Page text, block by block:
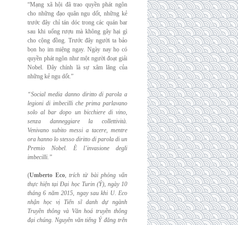
“Mạng xã hội đã trao quyền phát ngôn
cho những đạo quân ngu dốt, những kẻ
trước đây chỉ tán dóc trong các quán bar
sau khi uống rượu mà không gây hại gì
cho cộng đồng. Trước đây người ta bảo
bọn họ im miệng ngay. Ngày nay họ có
quyền phát ngôn như một người đoạt giải
Nobel. Đây chính là sự xâm lăng của
những kẻ ngu dốt.”
“Social media danno diritto di parola a
legioni di imbecilli che prima parlavano
solo albar dopo un bicchiere di vino,
senza danneggiare la collettività.
Venivano subito messi a tacere, mentre
ora hanno lo stesso diritto di parola di un
Premio Nobel. È l’invasione degli
imbecilli.”
(Umberto Eco,trích từ bài phỏng vấn
thực hiện tại Đại học Turin (Ý), ngày 10
tháng 6 năm 2015, ngay sau khi U. Eco
nhận học vị Tiến sĩ danh dự ngành
Truyền thông và Văn hoá truyền thông
đại chúng. Nguyên văn tiếng Ý đăng trên